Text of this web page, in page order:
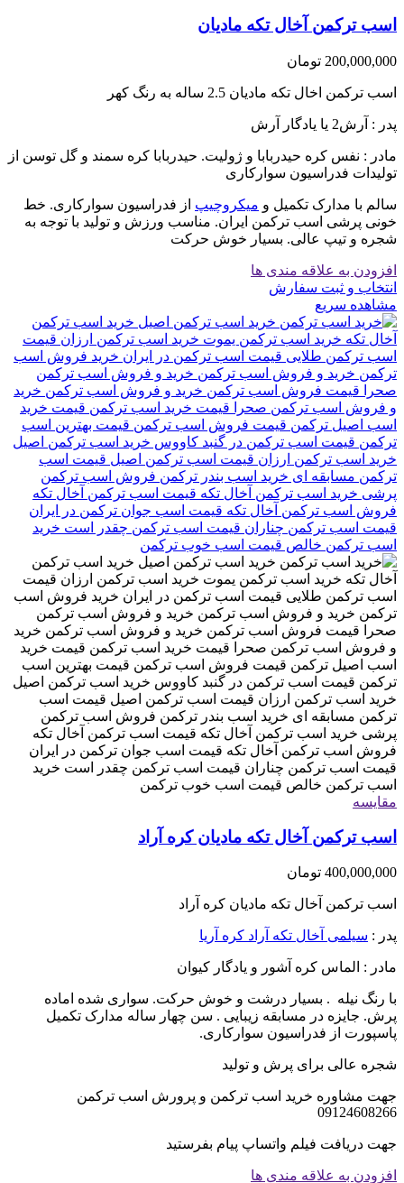
اسب ترکمن آخال تکه مادیان
200,000,000 تومان
اسب ترکمن اخال تکه مادیان 2.5 ساله به رنگ کهر
پدر : آرش2 یا یادگار آرش
مادر : نفس کره حیدربابا و ژولیت. حیدربابا کره سمند و گل توسن از
تولیدات فدراسیون سوارکاری
سالم با مدارک تکمیل و میکروچیپ از فدراسیون سوارکاری. خط
خونی پرشی اسب ترکمن ایران. مناسب ورزش و تولید با توجه به
شجره و تیپ عالی. بسیار خوش حرکت
افزودن به علاقه مندی ها
انتخاب و ثبت سفارش
مشاهده سریع
مقایسه
اسب ترکمن آخال تکه مادیان کره آراد
400,000,000 تومان
اسب ترکمن آخال تکه مادیان کره آراد
پدر : سیلمی آخال تکه آراد کره آریا
مادر : الماس کره آشور و یادگار کیوان
با رنگ نیله . بسیار درشت و خوش حرکت. سواری شده اماده
پرش. جایزه در مسابقه زیبایی . سن چهار ساله مدارک تکمیل
پاسپورت از فدراسیون سوارکاری.
شجره عالی برای پرش و تولید
جهت مشاوره خرید اسب ترکمن و پرورش اسب ترکمن
09124608266
جهت دریافت فیلم واتساپ پیام بفرستید
افزودن به علاقه مندی ها